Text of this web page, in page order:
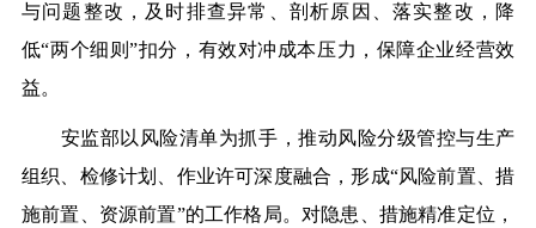
与问题整改，及时排查异常、剖析原因、落实整改，降
低“两个细则”扣分，有效对冲成本压力，保障企业经营效
益。
安监部以风险清单为抓手，推动风险分级管控与生产
组织、检修计划、作业许可深度融合，形成“风险前置、措
施前置、资源前置”的工作格局。对隐患、措施精准定位，